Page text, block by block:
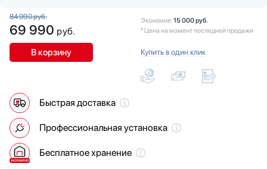
Кухонные комбайны
Массажеры и спорт. инвентарь
Микроволновые печи
Миксеры
Мясорубки
Наушники
Очистители воздуха
84 990 руб.
69 990 руб.
В корзину
* Цена на момент последней продажи
Экономия: 15 000 руб.
Купить в один клик
Быстрая доставка
Профессиональная установка
Бесплатное хранение